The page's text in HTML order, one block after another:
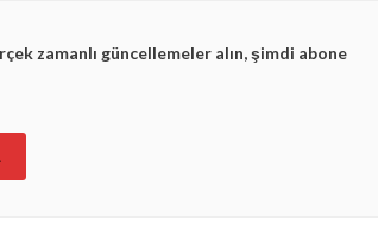
zamanlı güncellemeler alın, şimdi abone